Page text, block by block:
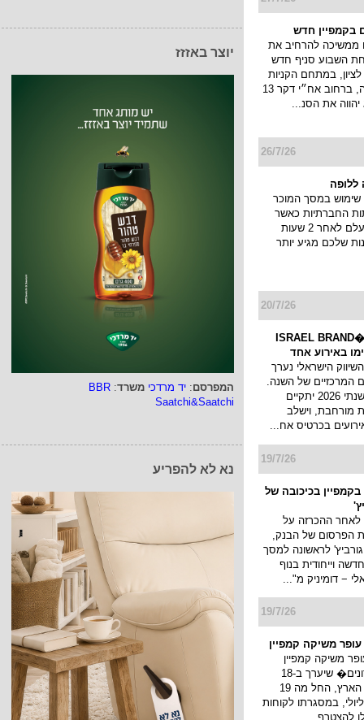
יוצר באזזז
המפרסם: יד מרדכי משרד:
BBR
Saatchi&Saatchi
נא לא להפריע
בקמפיין חדש
ממשיכה להרחיב את
השבוע סניף חדש
במתחם הקניות
והבילוי פרוטאה, ברחוב אח״י דקר 13
את הסנ...
26/7/26
שימוש במסך המוכר
החברתיות כאשר
הסטורי שלך נעלם לאחר 2 שעות
שלכם מגיע יותר
20/7/26
כנס המיתוג ו�ISRAEL BRAND
הישראלי נערך
המרכזיים של השנה.
כנס המיתוג השנתי 2026 יתקיים
מורחבת, וישלב
בכרטיס אח...
19/7/26
בכיכובה של
לאחר ההכרזה על
הפרסום של הבנק,
לראשונה למסך
וייחודית בנוף
− דומיניק מ"...
19/7/26
עופר משיקה קמפיין
משיקה קמפיין
�חגיגת מועדונים� שיערך ב-18
קניונים ברחבי הארץ, החל מה 19
עד ה 22 ליולי, במסגרתו לקוחות
להצטרף...